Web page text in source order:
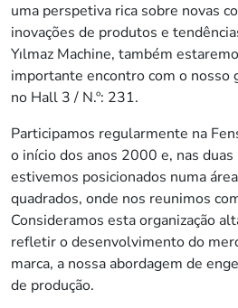
uma perspetiva rica sobre novas
inovações de produtos e
Yılmaz Machine, também
importante encontro com o nosso
no Hall 3 / N.º: 231.
Participamos regularmente na
o início dos anos 2000 e, nas
estivemos posicionados numa
quadrados, onde nos reunimos
Consideramos esta organização
refletir o desenvolvimento do
marca, a nossa abordagem de
de produção.